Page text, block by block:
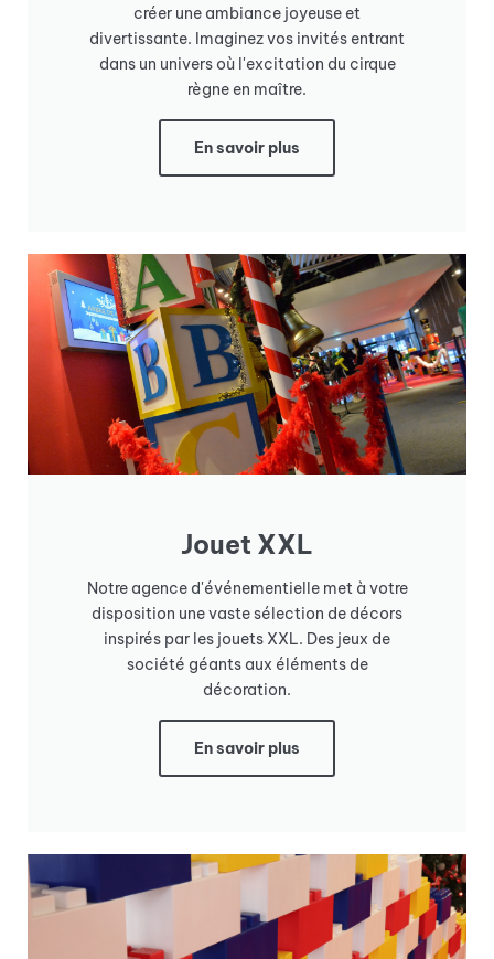
créer une ambiance joyeuse et
divertissante. Imaginez vos invités entrant
dans un univers où l'excitation du cirque
règne en maître.
En savoir plus
Jouet XXL
Notre agence d'événementielle met à votre
disposition une vaste sélection de décors
inspirés par les jouets XXL. Des jeux de
société géants aux éléments de
décoration.
En savoir plus